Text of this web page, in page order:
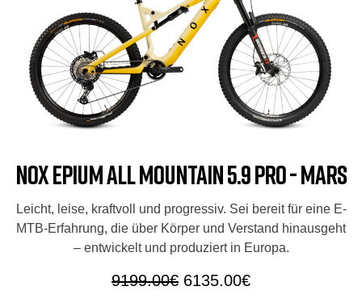
Nox Epium All Mountain 5.9 Pro - Mars
Leicht, leise, kraftvoll und progressiv. Sei bereit für eine E-
MTB-Erfahrung, die über Körper und Verstand hinausgeht
– entwickelt und produziert in Europa.
9199.00€ 6135.00€